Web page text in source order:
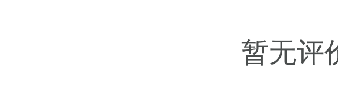
暂无评